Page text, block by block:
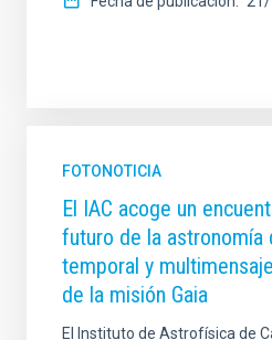
FOTONOTICIA
El IAC acoge un
futuro de la astronomía
temporal y
de la misión Gaia
El Instituto de Astrofísica de